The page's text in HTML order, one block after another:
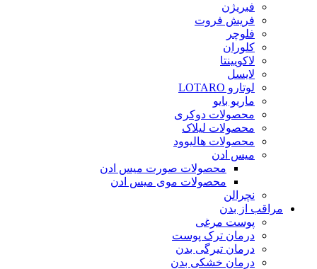
فبریژن
فریش فروت
فلوچر
کلوران
لاکویینتا
لایسل
لوتارو LOTARO
ماریو بایو
محصولات دوکری
محصولات لیلاک
محصولات هالیوود
میس ادن
محصولات صورت میس ادن
محصولات موی میس ادن
نچرالن
مراقب از بدن
پوست مرغی
درمان ترک پوست
درمان تیرگی بدن
درمان خشکی بدن